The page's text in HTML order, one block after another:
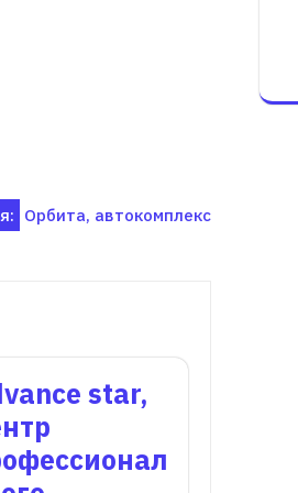
Орбита, автокомплекс
star,